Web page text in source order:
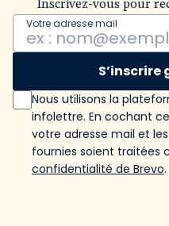
Inscrivez-vous pour
Votre adresse mail
Nous utilisons la
infolettre. En cochant
votre adresse mail et
fournies soient traitées
confidentialité de Brevo.